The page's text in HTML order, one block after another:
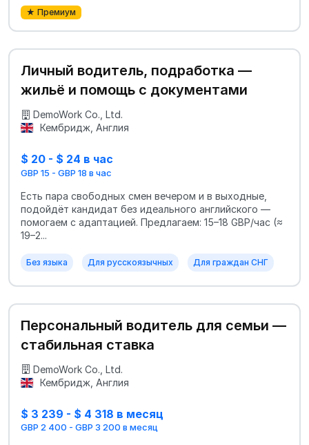
★ Премиум
Личный водитель, подработка —
жильё и помощь с документами
DemoWork Co., Ltd.
Кембридж, Англия
$ 20 - $ 24 в час
GBP 15 - GBP 18 в час
Есть пара свободных смен вечером и в выходные,
подойдёт кандидат без идеального английского —
помогаем с адаптацией. Предлагаем: 15–18 GBP/час (≈
19–2...
Без языка Для русскоязычных Для граждан СНГ
Персональный водитель для семьи —
стабильная ставка
DemoWork Co., Ltd.
Кембридж, Англия
$ 3 239 - $ 4 318 в месяц
GBP 2 400 - GBP 3 200 в месяц